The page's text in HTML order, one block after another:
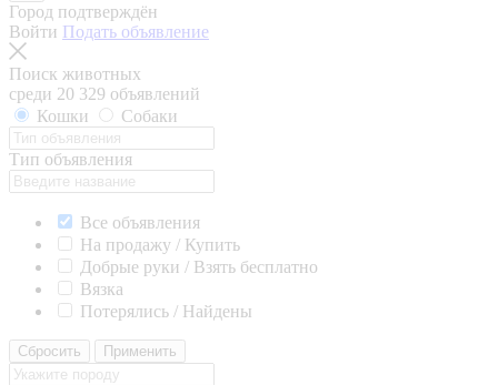
Город подтверждён
Войти Подать объявление
Поиск животных
среди 20 329 объявлений
Кошки
Собаки
Тип объявления
Все объявления
На продажу / Купить
Добрые руки / Взять бесплатно
Вязка
Потерялись / Найдены
Сбросить Применить